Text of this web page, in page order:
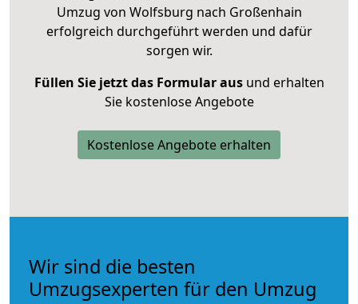
Umzug von Wolfsburg nach Großenhain
erfolgreich durchgeführt werden und dafür
sorgen wir.
Füllen Sie jetzt das Formular ausund erhalten
Sie kostenlose Angebote
Kostenlose Angebote erhalten
Wir sind die besten
Umzugsexperten für den Umzug